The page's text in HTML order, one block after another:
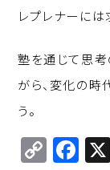
レプレナーには
塾を通じて思
がら、変化の時
う。
C F